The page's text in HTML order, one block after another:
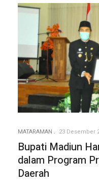
MATARAMAN 23 Desember
Bupati Madiun
dalam Program
Daerah